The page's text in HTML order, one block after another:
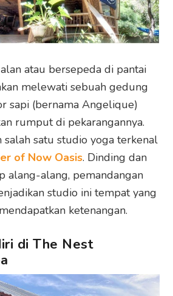
atau bersepeda di pantai
melewati sebuah gedung
sapi (bernama Angelique)
rumput di pekarangannya.
salah satu studio yoga terkenal
of Now Oasis. Dinding dan
alang-alang, pemandangan
studio ini tempat yang
ketenangan.
di The Nest